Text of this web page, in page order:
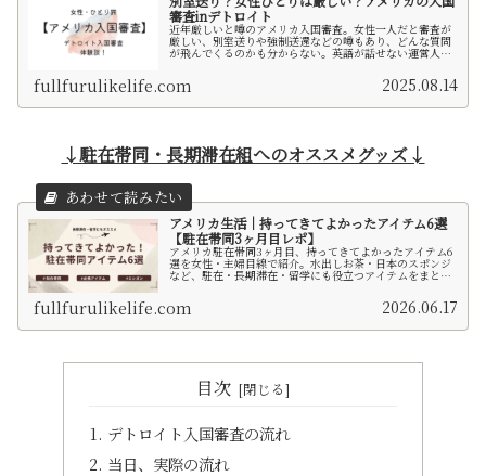
審査inデトロイト
近年厳しいと噂のアメリカ入国審査。女性一人だと審査が
厳しい、別室送りや強制送還などの噂もあり、どんな質問
が飛んでくるのかも分からない。英語が話せない運営人
fullfurulikelife.com 2025.08.14
↓駐在帯同・長期滞在組へのオススメグッズ↓
アメリカ生活｜持ってきてよかったアイテム6選
【駐在帯同3ヶ月目レポ】
アメリカ駐在帯同3ヶ月目、持ってきてよかったアイテム6
選を女性・主婦目線で紹介。水出しお茶・日本のスポンジ
など、駐在・長期滞在・留学にも役立つアイテムをまとめ
fullfurulikelife.com 2026.06.17
目次
デトロイト入国審査の流れ
当日、実際の流れ